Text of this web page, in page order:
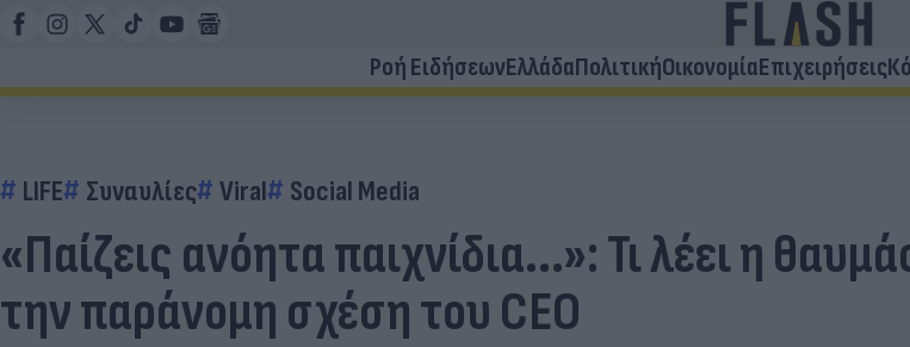
Ροή ΕιδήσεωνΕλλάδαΠολιτικήΟικονομίαΕπιχειρήσεις
LIFE Συναυλίες Viral Social Media
«Παίζεις ανόητα παιχνίδια...»: Τι λέει η
την παράνομη σχέση του CEO